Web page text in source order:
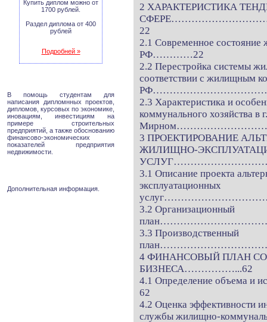
Купить диплом можно от
1700 рублей.
Раздел диплома от 400
рублей
Подробней »
В помощь студентам для
написания дипломнных проектов,
дипломов, курсовых по экономике,
иновациям, инвестициям на
примере строительных
предприятий, а также обоснованию
финансово-экономических
показателей предприятия
недвижимости.
Дополнительная информация.
2 ХАРАКТЕРИСТИКА
22
2.1 Современное
РФ…………22
2.2 Перестройка системы
соответствии с жилищным
2.3 Характеристика и
коммунального хозяйства в г.
3 ПРОЕКТИРОВАНИЕ
ЖИЛИЩНО-
3.1 Описание проекта
эксплуатационных
3.2 Организационный
3.3 Производственный
4 ФИНАНСОВЫЙ ПЛАН
БИЗНЕСА……………...62
4.1 Определение объема и
62
4.2 Оценка эффективности
службы жилищно-